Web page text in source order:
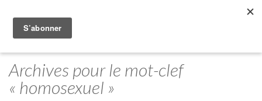
Archives pour le mot-clef
« homosexuel »